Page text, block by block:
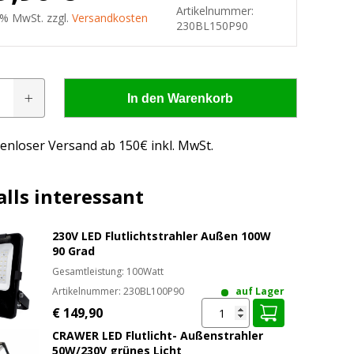
- wissen, was passt!
was passt
MwSt. zzgl. Versandkosten
Artikelnummer:
230BL150P90
In den Warenkorb
Versand ab 150€ inkl. MwSt.
interessant
230V LED Flutlichtstrahler Außen 100W
90 Grad
Gesamtleistung: 100Watt
Artikelnummer: 230BL100P90 auf Lager
€ 149,90
CRAWER LED Flutlicht- Außenstrahler
50W/230V grünes Licht